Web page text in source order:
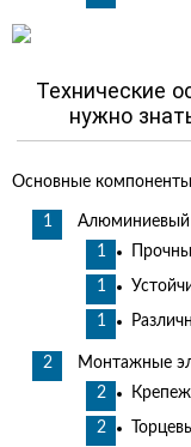
Технические
нужно
Основные
Монтажные